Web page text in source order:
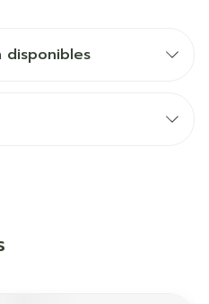
disponibles